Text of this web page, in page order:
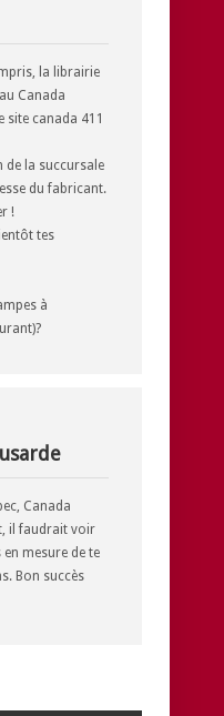
la librairie
Canada
site canada 411
de la succursale
du fabricant.
!
tes
à
Canada
il faudrait voir
en mesure de te
Bon succès